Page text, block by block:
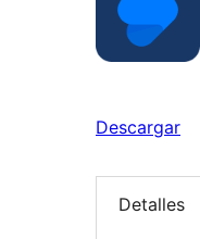
Descargar
Detalles